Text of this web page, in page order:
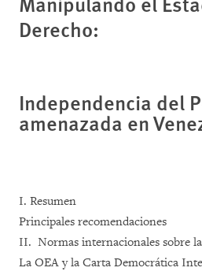
Derecho:
Independencia del
amenazada en
I. Resumen
Principales recomendaciones
II. Normas internacionales sobre
La OEA y la Carta Democrática